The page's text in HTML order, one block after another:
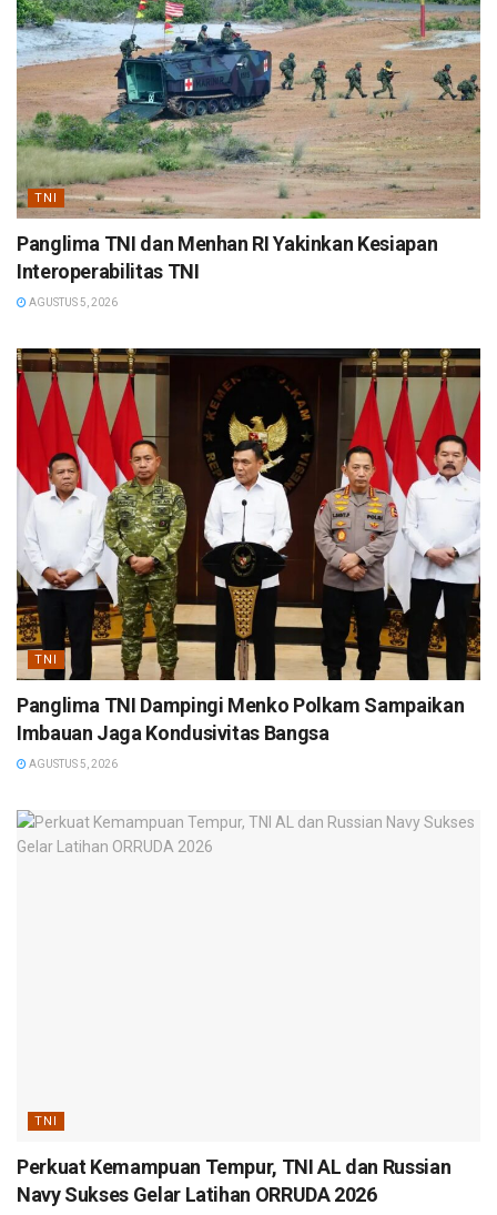
TNI
Panglima TNI dan Menhan RI Yakinkan Kesiapan
Interoperabilitas TNI
AGUSTUS 5, 2026
TNI
Panglima TNI Dampingi Menko Polkam Sampaikan
Imbauan Jaga Kondusivitas Bangsa
AGUSTUS 5, 2026
TNI
Perkuat Kemampuan Tempur, TNI AL dan Russian
Navy Sukses Gelar Latihan ORRUDA 2026